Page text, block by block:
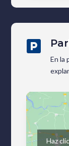

En la
Haz